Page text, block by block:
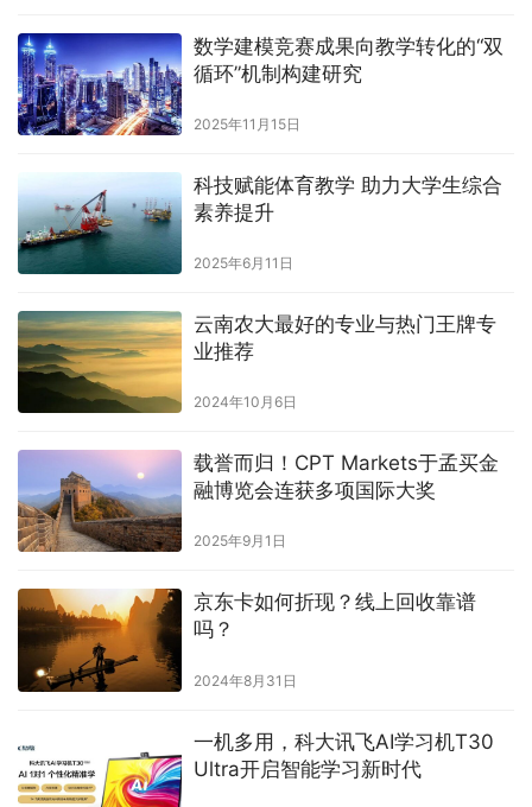
数学建模竞赛成果向教学转化的“双
循环”机制构建研究
2025年11月15日
科技赋能体育教学 助力大学生综合
素养提升
2025年6月11日
云南农大最好的专业与热门王牌专
业推荐
2024年10月6日
载誉而归！CPT Markets于孟买金
融博览会连获多项国际大奖
2025年9月1日
京东卡如何折现？线上回收靠谱
吗？
2024年8月31日
一机多用，科大讯飞AI学习机T30
Ultra开启智能学习新时代